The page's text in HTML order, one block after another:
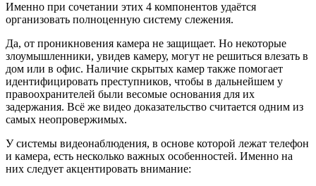
Именно при сочетании этих 4 компонентов удаётся
организовать полноценную систему слежения.
Да, от проникновения камера не защищает. Но некоторые
злоумышленники, увидев камеру, могут не решиться влезать в
дом или в офис. Наличие скрытых камер также помогает
идентифицировать преступников, чтобы в дальнейшем у
правоохранителей были весомые основания для их
задержания. Всё же видео доказательство считается одним из
самых неопровержимых.
У системы видеонаблюдения, в основе которой лежат телефон
и камера, есть несколько важных особенностей. Именно на
них следует акцентировать внимание: